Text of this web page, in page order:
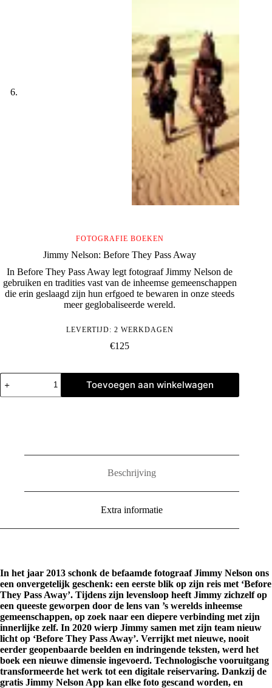
FOTOGRAFIE BOEKEN
Jimmy Nelson: Before They Pass Away
In Before They Pass Away legt fotograaf Jimmy Nelson de
gebruiken en tradities vast van de inheemse gemeenschappen
die erin geslaagd zijn hun erfgoed te bewaren in onze steeds
meer geglobaliseerde wereld.
LEVERTIJD: 2 WERKDAGEN
€125
Jimmy
Nelson:
Before
Toevoegen aan winkelwagen
Beschrijving
Extra informatie
In het jaar 2013 schonk de befaamde fotograaf Jimmy Nelson ons
een onvergetelijk geschenk: een eerste blik op zijn reis met ‘Before
They Pass Away’. Tijdens zijn levensloop heeft Jimmy zichzelf op
een queeste geworpen door de lens van ’s werelds inheemse
gemeenschappen, op zoek naar een diepere verbinding met zijn
innerlijke zelf. In 2020 wierp Jimmy samen met zijn team nieuw
licht op ‘Before They Pass Away’. Verrijkt met nieuwe, nooit
eerder geopenbaarde beelden en indringende teksten, werd het
boek een nieuwe dimensie ingevoerd. Technologische vooruitgang
transformeerde het werk tot een digitale reiservaring. Dankzij de
gratis Jimmy Nelson App kan elke foto gescand worden, en